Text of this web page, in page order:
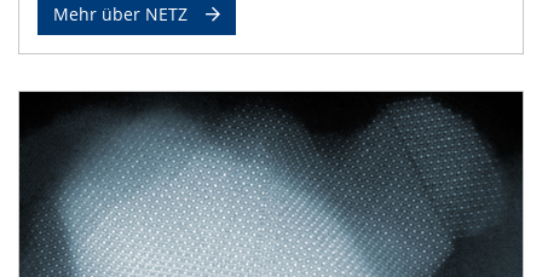
Mehr über NETZ